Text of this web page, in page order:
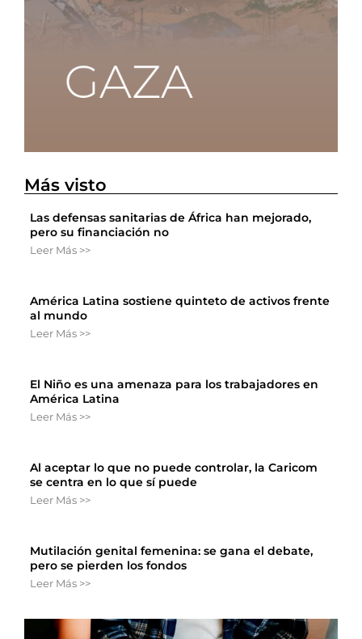
Más visto
Las defensas sanitarias de África han mejorado,
pero su financiación no
Leer Más >>
América Latina sostiene quinteto de activos frente
al mundo
Leer Más >>
El Niño es una amenaza para los trabajadores en
América Latina
Leer Más >>
Al aceptar lo que no puede controlar, la Caricom
se centra en lo que sí puede
Leer Más >>
Mutilación genital femenina: se gana el debate,
pero se pierden los fondos
Leer Más >>